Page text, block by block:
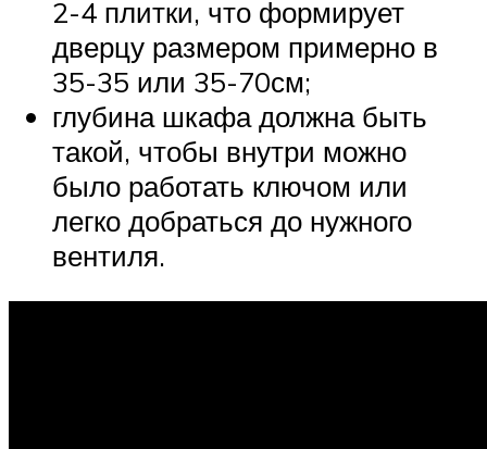
2-4 плитки, что формирует
дверцу размером примерно в
35-35 или 35-70см;
глубина шкафа должна быть
такой, чтобы внутри можно
было работать ключом или
легко добраться до нужного
вентиля.